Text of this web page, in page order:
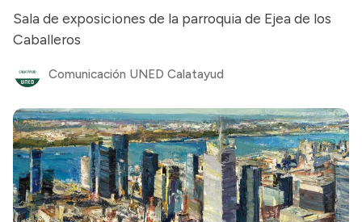
Sala de exposiciones de la parroquia de Ejea de los
Caballeros
Comunicación UNED Calatayud